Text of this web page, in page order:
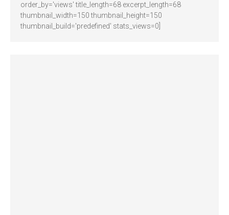
order_by='views' title_length=68 excerpt_length=68
thumbnail_width=150 thumbnail_height=150
thumbnail_build='predefined' stats_views=0]